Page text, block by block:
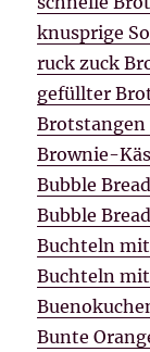
knusprige
ruck zuck
gefüllter
Brotstangen
Brownie-
Bubble Bread
Bubble
Buchteln
Buchteln
Bunte